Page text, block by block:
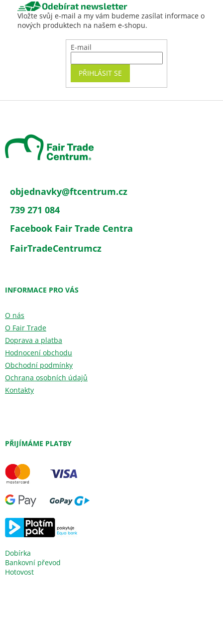
Odebírat newsletter
Vložte svůj e-mail a my vám budeme zasílat informace o
nových produktech na našem e-shopu.
E-mail
PŘIHLÁSIT SE
objednavky@ftcentrum.cz
739 271 084
Facebook Fair Trade Centra
FairTradeCentrumcz
INFORMACE PRO VÁS
O nás
O Fair Trade
Doprava a platba
Hodnocení obchodu
Obchodní podmínky
Ochrana osobních údajů
Kontakty
PŘIJÍMÁME PLATBY
Dobírka
Bankovní převod
Hotovost